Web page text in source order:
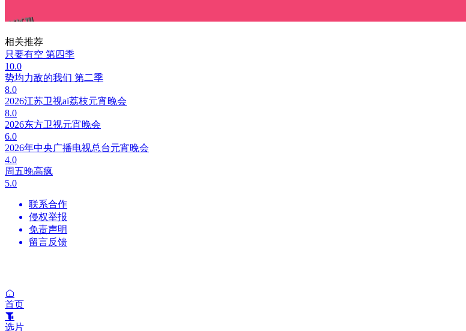
相关推荐
只要有空 第四季
10.0
势均力敌的我们 第二季
8.0
2026江苏卫视ai荔枝元宵晚会
8.0
2026东方卫视元宵晚会
6.0
2026年中央广播电视总台元宵晚会
4.0
周五晚高疯
5.0
联系合作
侵权举报
免责声明
留言反馈
首页
选片